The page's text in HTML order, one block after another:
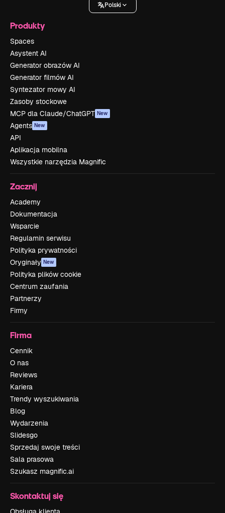
Polski
Produkty
Spaces
Asystent AI
Generator obrazów AI
Generator filmów AI
Syntezator mowy AI
Zasoby stockowe
MCP dla Claude/ChatGPT New
Agents New
API
Aplikacja mobilna
Wszystkie narzędzia Magnific
Zacznij
Academy
Dokumentacja
Wsparcie
Regulamin serwisu
Polityka prywatności
Oryginały New
Polityka plików cookie
Centrum zaufania
Partnerzy
Firmy
Firma
Cennik
O nas
Reviews
Kariera
Trendy wyszukiwania
Blog
Wydarzenia
Slidesgo
Sprzedaj swoje treści
Sala prasowa
Szukasz magnific.ai
Skontaktuj się